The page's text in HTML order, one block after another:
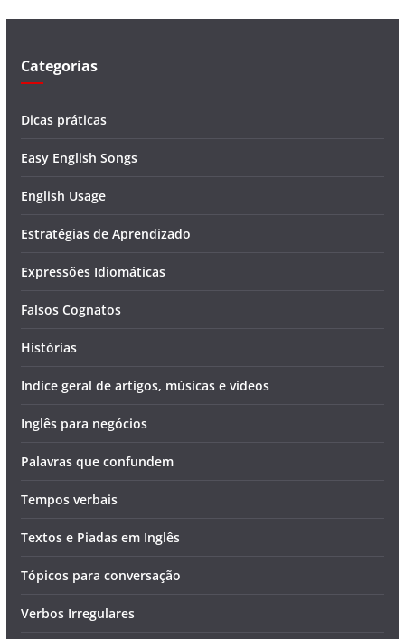
Categorias
Dicas práticas
Easy English Songs
English Usage
Estratégias de Aprendizado
Expressões Idiomáticas
Falsos Cognatos
Histórias
Indice geral de artigos, músicas e vídeos
Inglês para negócios
Palavras que confundem
Tempos verbais
Textos e Piadas em Inglês
Tópicos para conversação
Verbos Irregulares